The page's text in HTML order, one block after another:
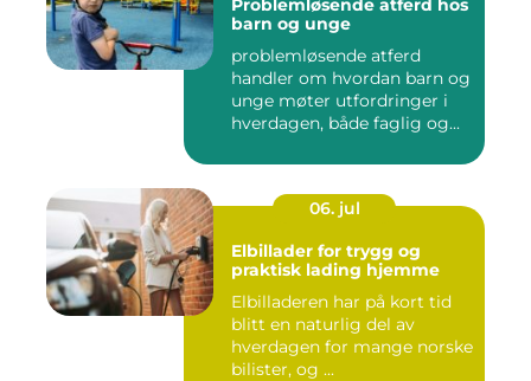
Problemløsende atferd hos
barn og unge
problemløsende atferd
handler om hvordan barn og
unge møter utfordringer i
hverdagen, både faglig og...
06. jul
Elbillader for trygg og
praktisk lading hjemme
Elbilladeren har på kort tid
blitt en naturlig del av
hverdagen for mange norske
bilister, og ...